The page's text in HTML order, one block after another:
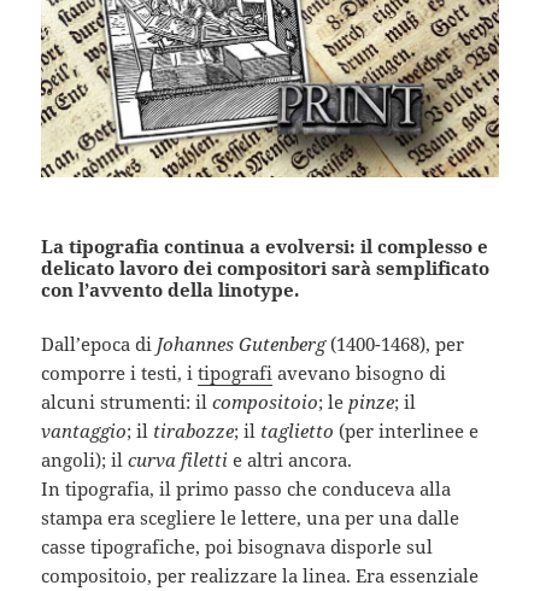
La tipografia continua a evolversi: il complesso e
delicato lavoro dei compositori sarà semplificato
con l’avvento della linotype.
Dall’epoca di Johannes Gutenberg(1400-1468), per
comporre i testi, itipografi avevano bisogno di
alcuni strumenti: ilcompositoio; le pinze; il
vantaggio; il tirabozze; il taglietto(per interlinee e
angoli); ilcurva filetti e altri ancora.
In tipografia, il primo passo che conduceva alla
stampa era scegliere le lettere, una per una dalle
casse tipografiche, poi bisognava disporle sul
compositoio, per realizzare la linea. Era essenziale